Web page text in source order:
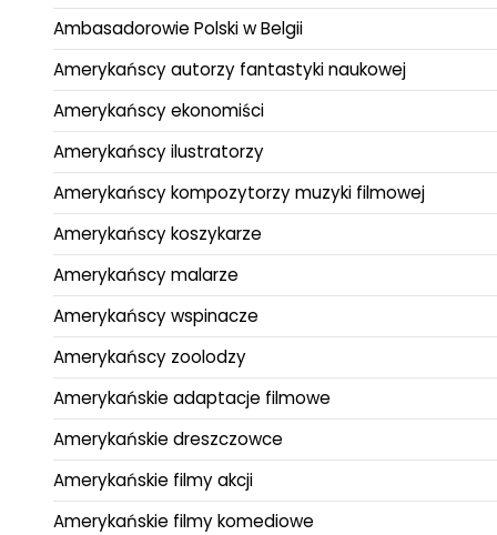
Ambasadorowie Polski w Belgii
Amerykańscy autorzy fantastyki naukowej
Amerykańscy ekonomiści
Amerykańscy ilustratorzy
Amerykańscy kompozytorzy muzyki filmowej
Amerykańscy koszykarze
Amerykańscy malarze
Amerykańscy wspinacze
Amerykańscy zoolodzy
Amerykańskie adaptacje filmowe
Amerykańskie dreszczowce
Amerykańskie filmy akcji
Amerykańskie filmy komediowe